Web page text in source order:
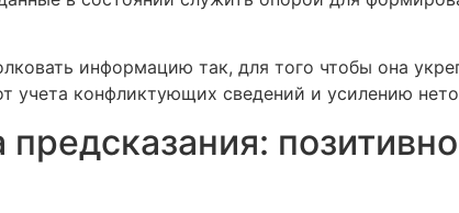
информацию так, для того чтобы она
учета конфликтующих сведений и усилению